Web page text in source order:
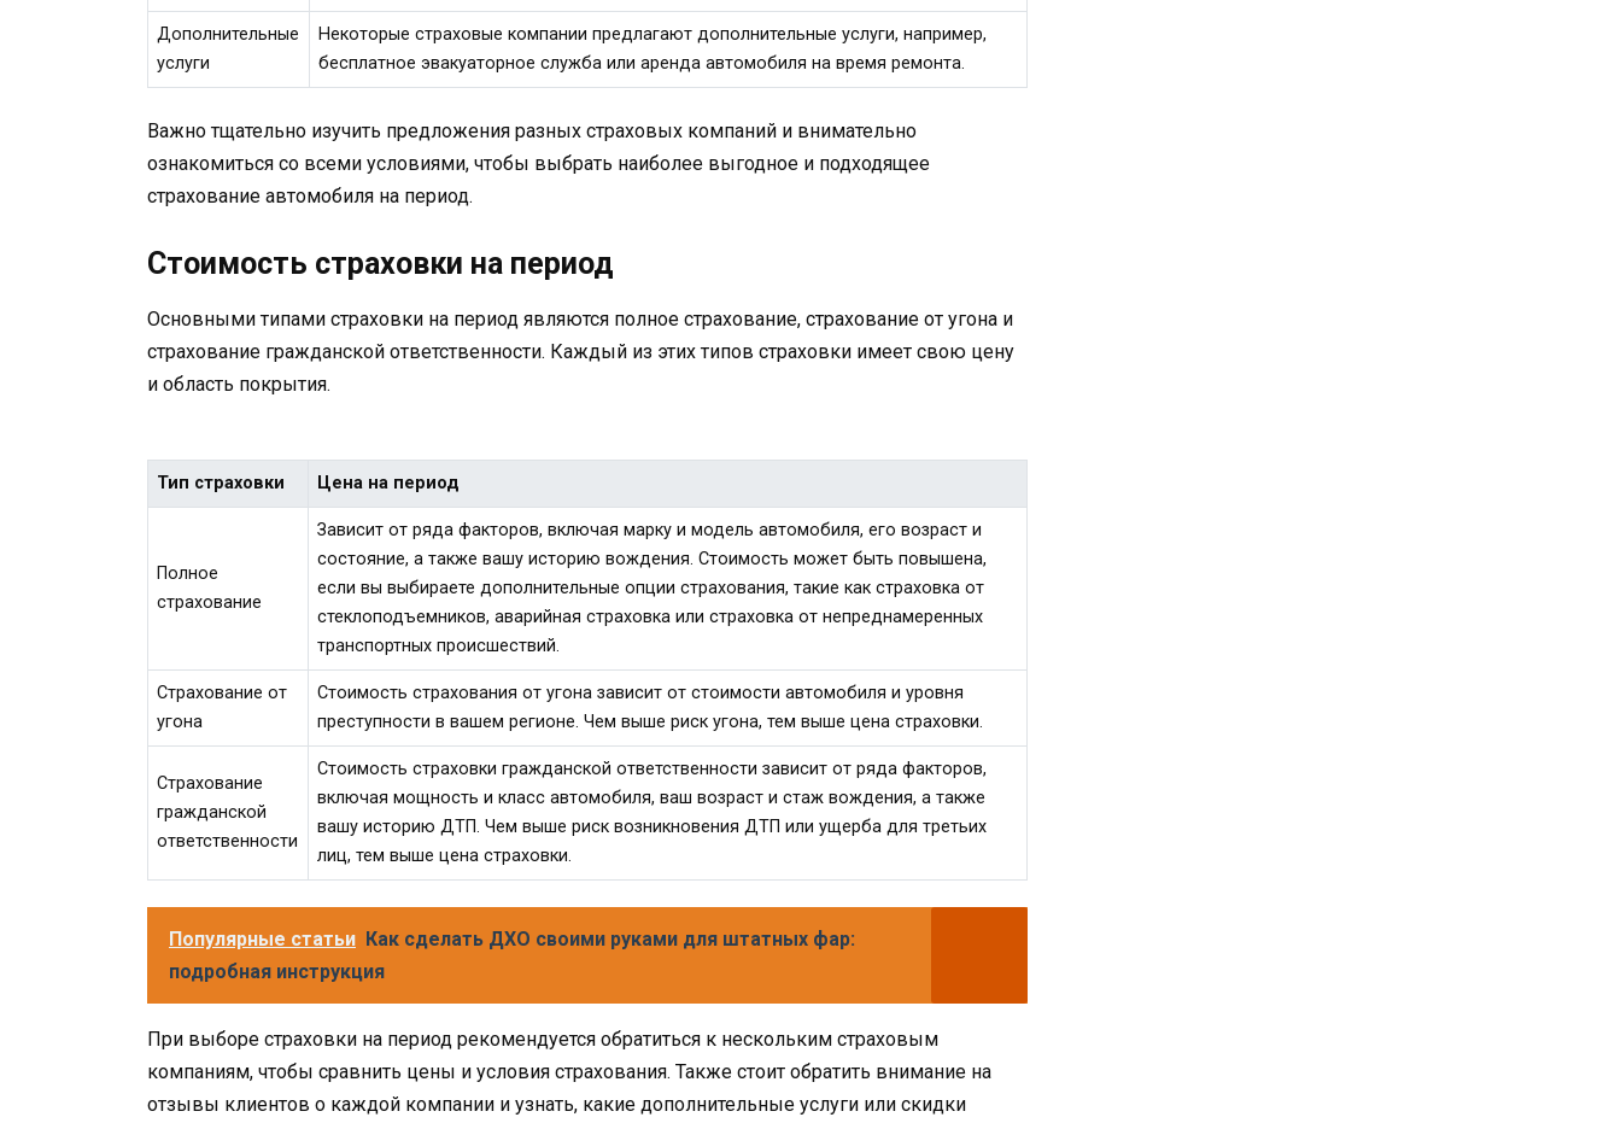
Дополнительные
услуги
Некоторые страховые компании предлагают дополнительные услуги, например,
бесплатное эвакуаторное служба или аренда автомобиля на время ремонта.
Важно тщательно изучить предложения разных страховых компаний и внимательно
ознакомиться со всеми условиями, чтобы выбрать наиболее выгодное и подходящее
страхование автомобиля на период.
Стоимость страховки на период
Основными типами страховки на период являются полное страхование, страхование от угона и
страхование гражданской ответственности. Каждый из этих типов страховки имеет свою цену
и область покрытия.
Тип страховки Цена на период
Полное
страхование
Зависит от ряда факторов, включая марку и модель автомобиля, его возраст и
состояние, а также вашу историю вождения. Стоимость может быть повышена,
если вы выбираете дополнительные опции страхования, такие как страховка от
стеклоподъемников, аварийная страховка или страховка от непреднамеренных
транспортных происшествий.
Страхование от
угона
Стоимость страхования от угона зависит от стоимости автомобиля и уровня
преступности в вашем регионе. Чем выше риск угона, тем выше цена страховки.
Страхование
гражданской
ответственности
Стоимость страховки гражданской ответственности зависит от ряда факторов,
включая мощность и класс автомобиля, ваш возраст и стаж вождения, а также
вашу историю ДТП. Чем выше риск возникновения ДТП или ущерба для третьих
лиц, тем выше цена страховки.
Популярные статьи Как сделать ДХО своими руками для штатных фар:
подробная инструкция
При выборе страховки на период рекомендуется обратиться к нескольким страховым
компаниям, чтобы сравнить цены и условия страхования. Также стоит обратить внимание на
отзывы клиентов о каждой компании и узнать, какие дополнительные услуги или скидки